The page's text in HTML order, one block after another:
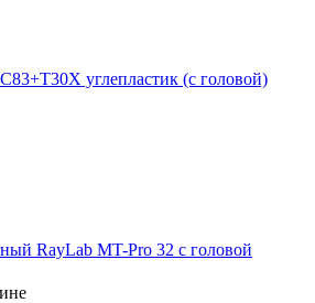
углепластик (с головой)
RayLab MT-Pro 32 с головой